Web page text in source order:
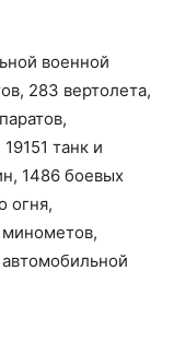
военной
283 вертолета,
танк и
1486 боевых
огня,
минометов,